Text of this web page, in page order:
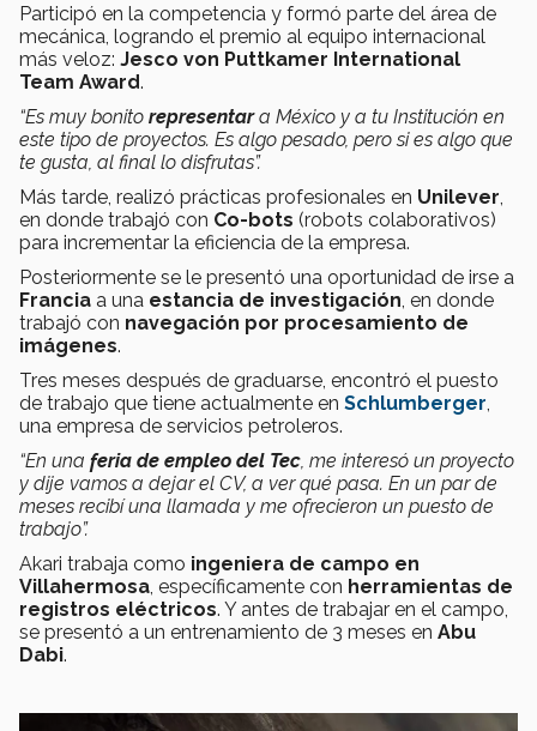
Participó en la competencia y formó parte del área de
mecánica, logrando el premio al equipo internacional
más veloz: Jesco von Puttkamer International
Team Award.
“Es muy bonito representara México y a tu Institución en
este tipo de proyectos. Es algo pesado, pero si es algo que
te gusta, al final lo disfrutas”.
Más tarde, realizó prácticas profesionales en Unilever,
en donde trabajó con Co-bots (robots colaborativos)
para incrementar la eficiencia de la empresa.
Posteriormente se le presentó una oportunidad de irse a
Francia a una estancia de investigación, en donde
trabajó con navegación por procesamiento de
imágenes.
Tres meses después de graduarse, encontró el puesto
de trabajo que tiene actualmente en Schlumberger,
una empresa de servicios petroleros.
“En una feria de empleo del Tec, me interesó un proyecto
y dije vamos a dejar el CV, a ver qué pasa. En un par de
meses recibí una llamada y me ofrecieron un puesto de
trabajo”.
Akari trabaja como ingeniera de campo en
Villahermosa, específicamente con herramientas de
registros eléctricos. Y antes de trabajar en el campo,
se presentó a un entrenamiento de 3 meses en Abu
Dabi.